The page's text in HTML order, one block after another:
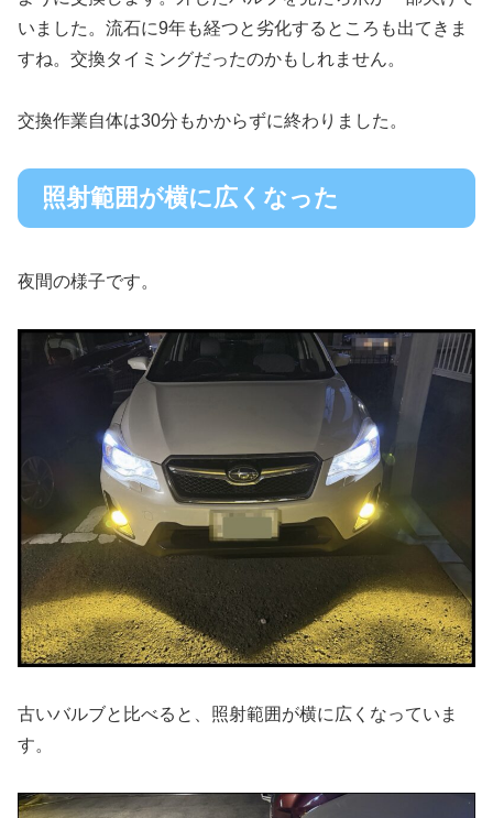
いました。流石に9年も経つと劣化するところも出てきま
すね。交換タイミングだったのかもしれません。
交換作業自体は30分もかからずに終わりました。
照射範囲が横に広くなった
夜間の様子です。
古いバルブと比べると、照射範囲が横に広くなっていま
す。